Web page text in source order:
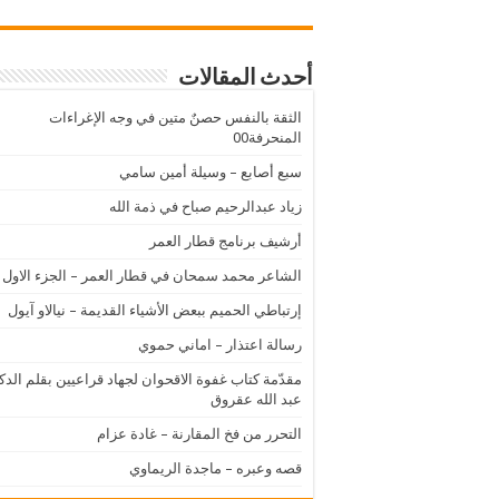
أحدث المقالات
الثقة بالنفس حصنٌ متين في وجه الإغراءات
المنحرفة00
سبع أصابع – وسيلة أمين سامي
زياد عبدالرحيم صباح في ذمة الله
أرشيف برنامج قطار العمر
الشاعر محمد سمحان في قطار العمر – الجزء الاول
إرتباطي الحميم ببعض الأشياء القديمة – نيالاو آيول
رسالة اعتذار – اماني حموي
مقدّمة كتاب غفوة الاقحوان لجهاد قراعيين بقلم
عبد الله عقروق
التحرر من فخ المقارنة – غادة عزام
قصه وعبره – ماجدة الريماوي